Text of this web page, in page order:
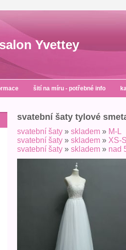
Yvettey
šití na míru - potřebné info
svatební šaty tylové
svatební šaty » skladem » M-L
svatební šaty » skladem » XS-S
svatební šaty » skladem » nad